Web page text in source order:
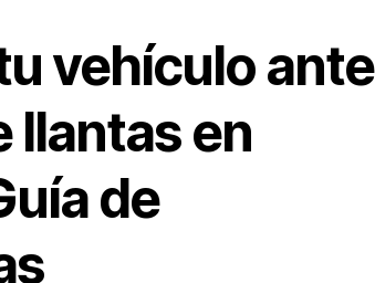
vehículo ante
llantas en
de